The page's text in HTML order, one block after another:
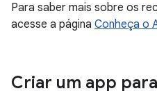
Para saber mais sobre os
acesse a página Conheça o
Criar um app